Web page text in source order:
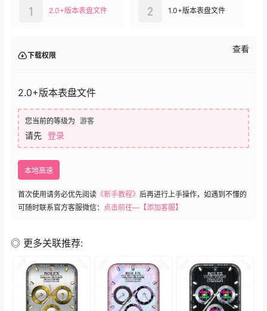
2.0+版本表盘文件
1 1.0+版本表盘文件
2
下载权限
查看
2.0+版本表盘文件
您当前的等级为 游客
请先 登录
本地高速
首次使用请务必优先阅读 《新手教程》 后再进行上手操作，如遇到不懂的
可随时联系官方客服微信： 点击前往—【添加客服】
◎ 更多关联推荐: